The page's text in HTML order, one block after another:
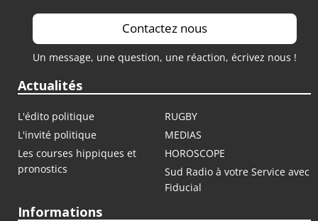
Contactez nous
Un message, une question, une réaction, écrivez nous !
Actualités
L'édito politique
RUGBY
L'invité politique
MEDIAS
Les courses hippiques et
pronostics
HOROSCOPE
Sud Radio à votre Service avec
Fiducial
Informations